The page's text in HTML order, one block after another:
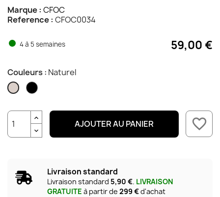
Marque : CFOC
Reference : CFOC0034
4 à 5 semaines 59,00 €
Couleurs : Naturel
NaturelNoir
AJOUTER AU PANIER favorite_border
Livraison standard
Livraison standard 5,90 €. LIVRAISON
GRATUITE à partir de 299 €d'achat